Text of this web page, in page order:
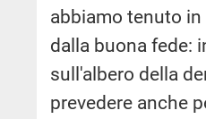
abbiamo tenuto
dalla buona fede:
sull'albero della
prevedere anche